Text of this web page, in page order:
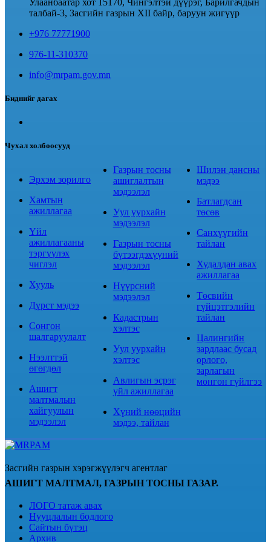
талбай-3, Засгийн газрын XII байр, баруун жигүүр
+976 77771900
976-11-310370
info@mrpam.gov.mn
Биднийг дагах
Чухал холбоосууд
Эрхэм зорилго
Хамтын
ажиллагаа
Үйл
ажиллагааны
тэргүүлэх
чиглэл
Хууль
Дүрст мэдээ
Сонгон
шалгаруулалт
Нээлттэй
өгөгдөл
Ашигт
малтмалын
хайгуулын
мэдээлэл
Газрын тосны
ашиглалтын
мэдээлэл
Уул уурхайн
мэдээлэл
Газрын тосны
бүтээгдэхүүний
мэдээлэл
Нүүрсний
мэдээлэл
Кадастрын
хэлтэс
Уул уурхайн
хэлтэс
Авлигын эсрэг
үйл ажиллагаа
Хүний нөөцийн
мэдээ, тайлан
Шилэн дансны
мэдээ
Батлагдсан
төсөв
Санхүүгийн
тайлан
Худалдан авах
ажиллагаа
Төсвийн
гүйцэтгэлийн
тайлан
Цалингийн
зардлаас бусад
орлого,
зарлагын
мөнгөн гүйлгээ
Засгийн газрын хэрэгжүүлэгч агентлаг
АШИГТ МАЛТМАЛ, ГАЗРЫН ТОСНЫ ГАЗАР.
ЛОГО татаж авах
Нууцлалын бодлого
Сайтын бүтэц
Архив